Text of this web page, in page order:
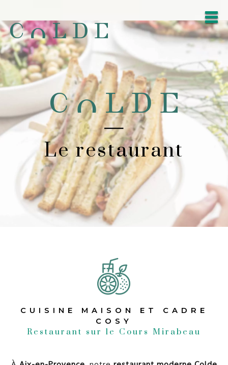
—
Le restaurant
CUISINE MAISON ET CADRE
COSY
Restaurant sur le Cours Mirabeau